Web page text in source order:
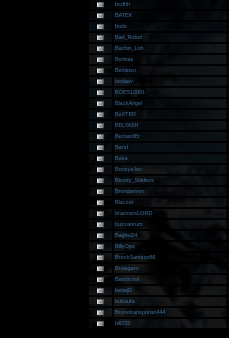
bcdhh
BATEK
bods
Bad_Robot
Bazhin_Loh
Borinas
Benitosn
bedaev
BOES12981
BlackAngel
BoXTER
BELYASH
BernardEr
BarsI
Buka
Borisya lev
Bloody_Soldiers
Brendanven
Blaczor
brazzersLORD
buzzanrum
Baghul24
BillyOps
BrockSamson86
Brulagaro
Bandicoot
bettejl2
bukaufa
Bronetransporter444
bill233